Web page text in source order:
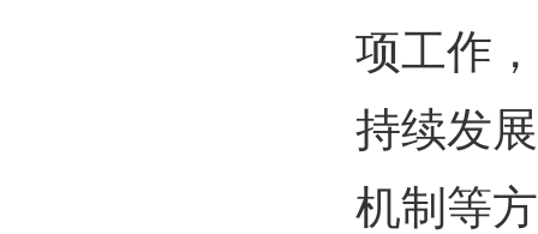
项工作
持续发
机制等